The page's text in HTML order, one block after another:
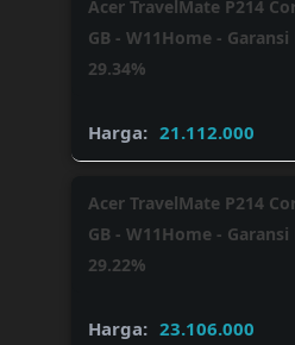
Acer TravelMate P214
GB - W11Home -
29.34%
21.112.000
Acer TravelMate P214
GB - W11Home -
29.22%
23.106.000